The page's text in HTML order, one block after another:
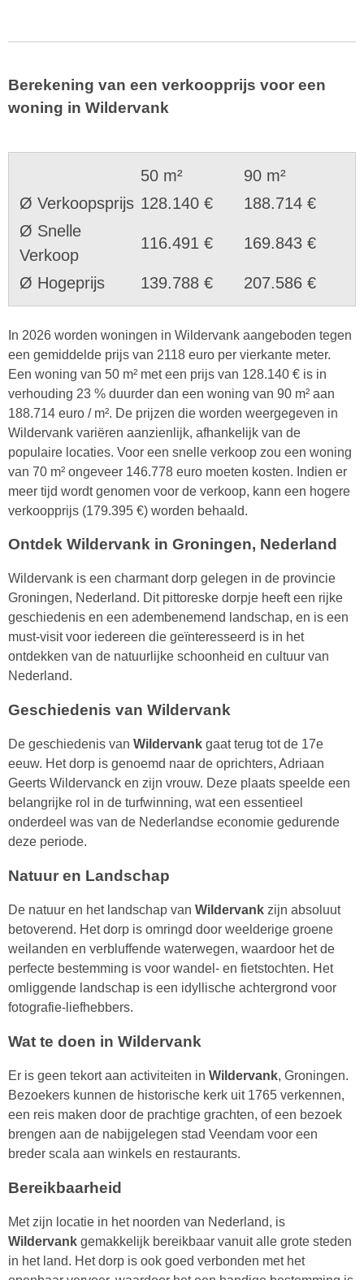
Berekening van een verkoopprijs voor een
woning in Wildervank
50 m²
90 m²
Ø Verkoopsprijs 128.140 €
188.714 €
Ø Snelle
Verkoop
116.491 € 169.843 €
Ø Hogeprijs 139.788 € 207.586 €
In 2026 worden woningen in Wildervank aangeboden tegen
een gemiddelde prijs van 2118 euro per vierkante meter.
Een woning van 50 m² met een prijs van 128.140 € is in
verhouding 23 % duurder dan een woning van 90 m² aan
188.714 euro / m². De prijzen die worden weergegeven in
Wildervank variëren aanzienlijk, afhankelijk van de
populaire locaties. Voor een snelle verkoop zou een woning
van 70 m² ongeveer 146.778 euro moeten kosten. Indien er
meer tijd wordt genomen voor de verkoop, kann een hogere
verkoopprijs (179.395 €) worden behaald.
Ontdek Wildervank in Groningen, Nederland
Wildervank is een charmant dorp gelegen in de provincie
Groningen, Nederland. Dit pittoreske dorpje heeft een rijke
geschiedenis en een adembenemend landschap, en is een
must-visit voor iedereen die geïnteresseerd is in het
ontdekken van de natuurlijke schoonheid en cultuur van
Nederland.
Geschiedenis van Wildervank
De geschiedenis van Wildervank gaat terug tot de 17e
eeuw. Het dorp is genoemd naar de oprichters, Adriaan
Geerts Wildervanck en zijn vrouw. Deze plaats speelde een
belangrijke rol in de turfwinning, wat een essentieel
onderdeel was van de Nederlandse economie gedurende
deze periode.
Natuur en Landschap
De natuur en het landschap van Wildervank zijn absoluut
betoverend. Het dorp is omringd door weelderige groene
weilanden en verbluffende waterwegen, waardoor het de
perfecte bestemming is voor wandel- en fietstochten. Het
omliggende landschap is een idyllische achtergrond voor
fotografie-liefhebbers.
Wat te doen in Wildervank
Er is geen tekort aan activiteiten in Wildervank, Groningen.
Bezoekers kunnen de historische kerk uit 1765 verkennen,
een reis maken door de prachtige grachten, of een bezoek
brengen aan de nabijgelegen stad Veendam voor een
breder scala aan winkels en restaurants.
Bereikbaarheid
Met zijn locatie in het noorden van Nederland, is
Wildervank gemakkelijk bereikbaar vanuit alle grote steden
in het land. Het dorp is ook goed verbonden met het